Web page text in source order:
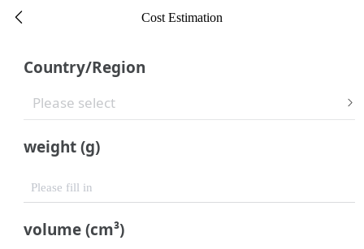
 Cost Estimation
Country/Region
Please select 
weight (g)
Please fill in
volume (cm³)